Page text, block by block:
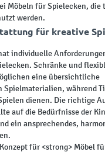
Möbeln für Spielecken, die
werden.
für kreative
individuelle
Schränke und
eine übersichtliche
Spielmaterialien, während
dienen. Die richtige
auf die Bedürfnisse der
ein ansprechendes,
für <strong> Möbel